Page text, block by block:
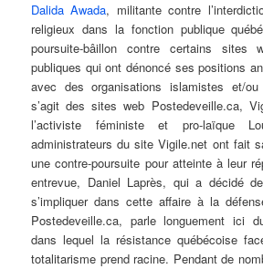
Dalida Awada, militante contre
religieux dans la fonction publique
poursuite-bâillon contre certains sites
publiques qui ont dénoncé ses positions
avec des organisations islamistes et/ou
s’agit des sites web Postedeveille.ca,
l’activiste féministe et pro-laïque
administrateurs du site Vigile.net ont fait
une contre-poursuite pour atteinte à leur
entrevue, Daniel Laprès, qui a décidé
s’impliquer dans cette affaire à la
Postedeveille.ca, parle longuement ici
dans lequel la résistance québécoise
totalitarisme prend racine. Pendant de